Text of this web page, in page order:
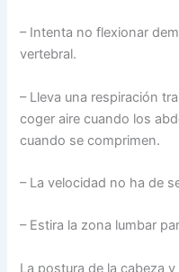
– Intenta no flexionar
vertebral.
– Lleva una respiración
coger aire cuando los
cuando se comprimen.
– La velocidad no ha de
– Estira la zona lumbar
La postura de la cabeza